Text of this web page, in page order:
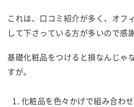
これは、口コミ紹介が多く、オフ
して下さっている方が多いので感
基礎化粧品をつけると損なんじゃ
すが。
化粧品を色々かげで組み合わ